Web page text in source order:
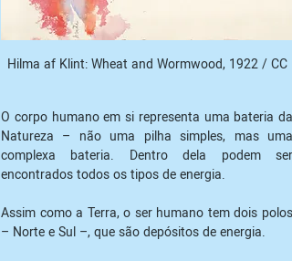
Hilma af Klint: Wheat and Wormwood, 1922 / CC
O corpo humano em si representa uma bateria da
Natureza – não uma pilha simples, mas uma
complexa bateria. Dentro dela podem ser
encontrados todos os tipos de energia.
Assim como a Terra, o ser humano tem dois polos
– Norte e Sul –, que são depósitos de energia.